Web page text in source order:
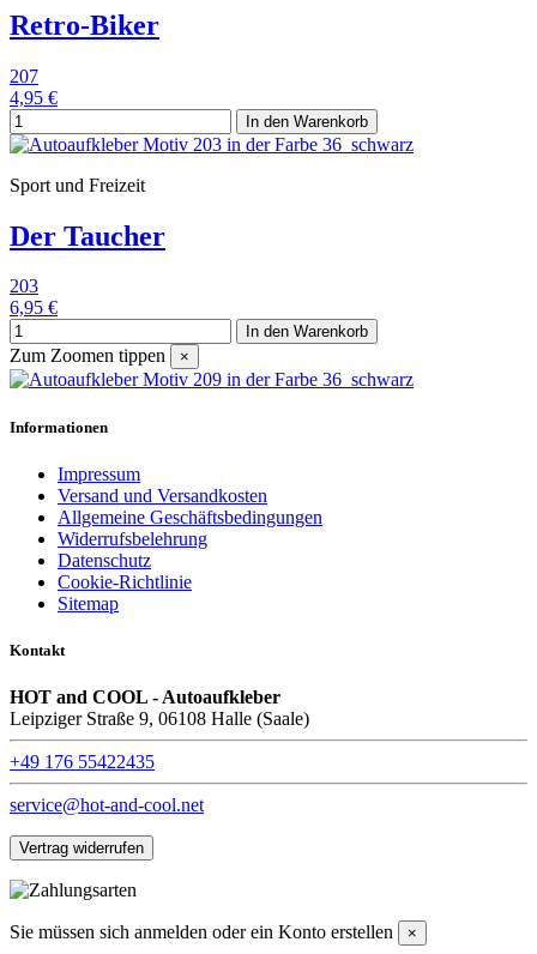
Retro-Biker
207
4,95 €
In den Warenkorb
Sport und Freizeit
Der Taucher
203
6,95 €
In den Warenkorb
Zum Zoomen tippen ×
Informationen
Impressum
Versand und Versandkosten
Allgemeine Geschäftsbedingungen
Widerrufsbelehrung
Datenschutz
Cookie-Richtlinie
Sitemap
Kontakt
HOT and COOL - Autoaufkleber
Leipziger Straße 9, 06108 Halle (Saale)
+49 176 55422435
service@hot-and-cool.net
Vertrag widerrufen
Sie müssen sich anmelden oder ein Konto erstellen ×